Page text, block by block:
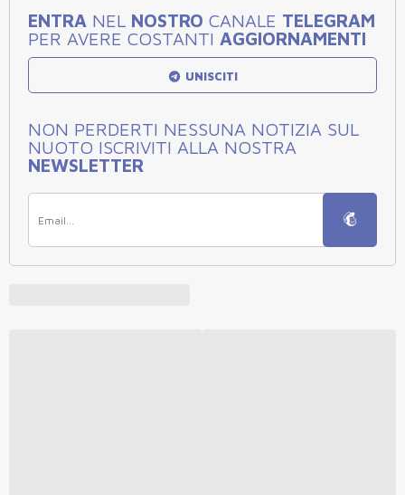
ENTRA NEL NOSTRO CANALE TELEGRAM
PER AVERE COSTANTI AGGIORNAMENTI
UNISCITI
NON PERDERTI NESSUNA NOTIZIA SUL
NUOTO ISCRIVITI ALLA NOSTRA
NEWSLETTER